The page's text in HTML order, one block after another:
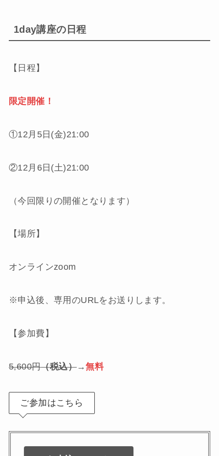
1day講座の日程
【日程】
限定開催！
①12月5日(金)21:00
②12月6日(土)21:00
（今回限りの開催となります）
【場所】
オンラインzoom
※申込後、専用のURLをお送りします。
【参加費】
5,600円（税込）→無料
ご参加はこちら